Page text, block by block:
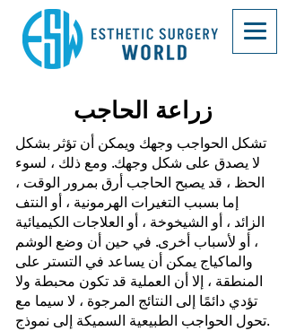
زراعة الحاجب
تشكل الحواجب وجهك ويمكن أن تؤثر بشكل
لا يصدق على شكل وجهك. ومع ذلك ، لسوء
الحظ ، قد يصبح الحاجب أرق بمرور الوقت ،
إما بسبب التغيرات الهرمونية ، أو النتف
الزائد ، أو الشيخوخة ، أو العلاجات الكيميائية
، أو لأسباب أخرى. في حين أن وضع الوشم
والماكياج يمكن أن يساعد في التستر على
المنطقة ، إلا أن العملية قد تكون محبطة ولا
تؤدي دائمًا إلى النتائج المرجوة ، لا سيما مع
تحول الحواجب الطبيعية السميكة إلى نموذج.